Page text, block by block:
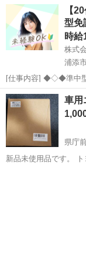
【
型免
時給
株式
浦添
[仕事内容] ◆◇◆準中型
えお活かせる／ 下記資格があれば実務経験がなくてもOK◎ ・中型免
許（8t限定） 2007年6
型車は中型（...
沖縄 浦添市 ド
車用
県庁
新品未使用品です。